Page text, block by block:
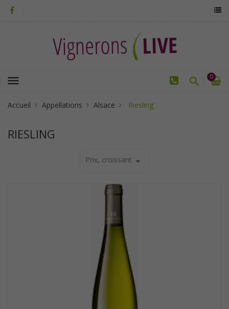
menu 0
Accueil Appellations Alsace Riesling
RIESLING
Prix, croissant arrow_drop_down